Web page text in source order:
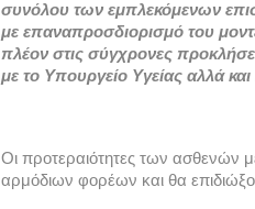
συνόλου των εμπλεκόμενων
με επαναπροσδιορισμό του
πλέον στις σύγχρονες
με το Υπουργείο Υγείας αλλά
Οι προτεραιότητες των ασθενών
αρμόδιων φορέων και θα